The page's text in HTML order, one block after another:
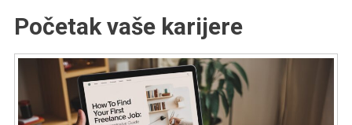
Početak vaše karijere